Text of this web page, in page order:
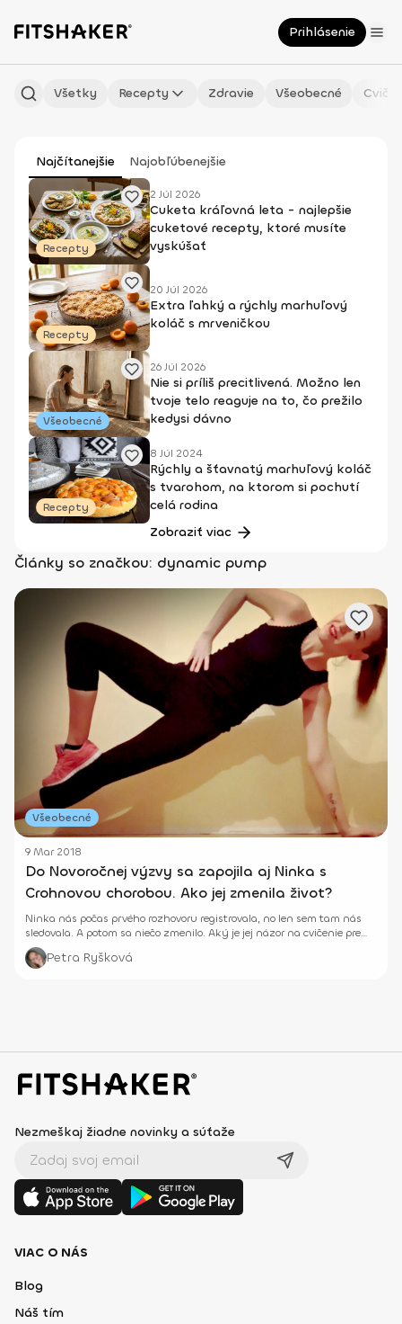
Prihlásenie
Všetky Recepty Zdravie Všeobecné
Najčítanejšie Najobľúbenejšie
Recepty
2 Júl 2026
Cuketa kráľovná leta - najlepšie
cuketové recepty, ktoré musíte
vyskúšať
Recepty
20 Júl 2026
Extra ľahký a rýchly marhuľový
koláč s mrveničkou
Všeobecné
26 Júl 2026
Nie si príliš precitlivená. Možno len
tvoje telo reaguje na to, čo prežilo
kedysi dávno
Recepty
8 Júl 2024
Rýchly a šťavnatý marhuľový koláč
s tvarohom, na ktorom si pochutí
celá rodina
Zobraziť viac
Články so značkou: dynamic pump
Všeobecné
9 Mar 2018
Do Novoročnej výzvy sa zapojila aj Ninka s
Crohnovou chorobou. Ako jej zmenila život?
Ninka nás počas prvého rozhovoru registrovala, no len sem tam nás
sledovala. A potom sa niečo zmenilo. Aký je jej názor na cvičenie pre
ľudí s Crohnovou chorobou?
Petra Ryšková
Nezmeškaj žiadne novinky a súťaže
VIAC O NÁS
Blog
Náš tím